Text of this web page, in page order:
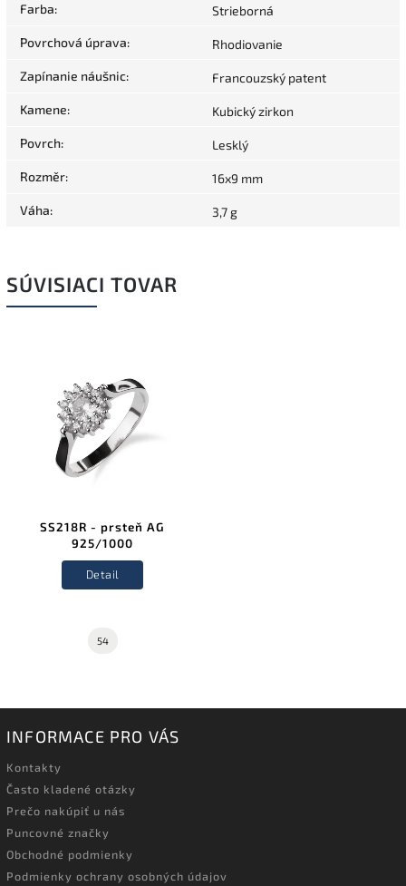
Farba: Strieborná
Povrchová úprava: Rhodiovanie
Zapínanie náušnic: Francouzský patent
Kamene: Kubický zirkon
Povrch: Lesklý
Rozměr: 16x9 mm
Váha: 3,7 g
SÚVISIACI TOVAR
SS218R - prsteň AG
925/1000
Detail
54
INFORMACE PRO VÁS
Kontakty
Často kladené otázky
Prečo nakúpiť u nás
Puncovné značky
Obchodné podmienky
Podmienky ochrany osobných údajov